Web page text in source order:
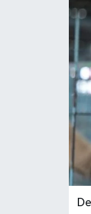
ÖZEL
RESMİ